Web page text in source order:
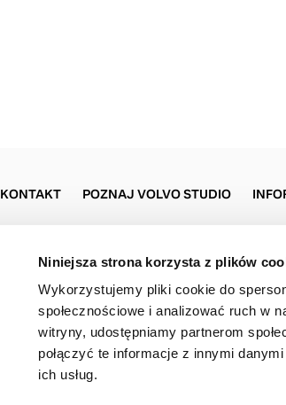
Niniejsza strona korzysta z plików
Wykorzystujemy pliki cookie do
społecznościowe i analizować ruch w
witryny, udostępniamy partnerom
połączyć te informacje z innymi
ich usług.
KONTAKT POZNAJ VOLVO STUDIO